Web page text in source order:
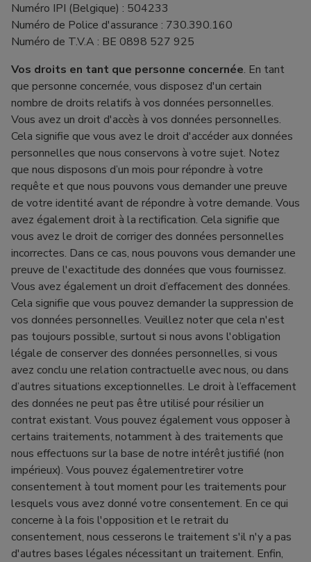
Numéro IPI (Belgique) : 504233
Numéro de Police d'assurance : 730.390.160
Numéro de T.V.A : BE 0898 527 925
Vos droits en tant que personne concernée. En tant
que personne concernée, vous disposez d'un certain
nombre de droits relatifs à vos données personnelles.
Vous avez un droit d'accès à vos données personnelles.
Cela signifie que vous avez le droit d'accéder aux données
personnelles que nous conservons à votre sujet. Notez
que nous disposons d’un mois pour répondre à votre
requête et que nous pouvons vous demander une preuve
de votre identité avant de répondre à votre demande. Vous
avez également droit à la rectification. Cela signifie que
vous avez le droit de corriger des données personnelles
incorrectes. Dans ce cas, nous pouvons vous demander une
preuve de l'exactitude des données que vous fournissez.
Vous avez également un droit d’effacement des données.
Cela signifie que vous pouvez demander la suppression de
vos données personnelles. Veuillez noter que cela n'est
pas toujours possible, surtout si nous avons l'obligation
légale de conserver des données personnelles, si vous
avez conclu une relation contractuelle avec nous, ou dans
d’autres situations exceptionnelles. Le droit à l’effacement
des données ne peut pas être utilisé pour résilier un
contrat existant. Vous pouvez également vous opposer à
certains traitements, notamment à des traitements que
nous effectuons sur la base de notre intérêt justifié (non
impérieux). Vous pouvez égalementretirer votre
consentement à tout moment pour les traitements pour
lesquels vous avez donné votre consentement. En ce qui
concerne à la fois l'opposition et le retrait du
consentement, nous cesserons le traitement s'il n'y a pas
d'autres bases légales nécessitant un traitement. Enfin,